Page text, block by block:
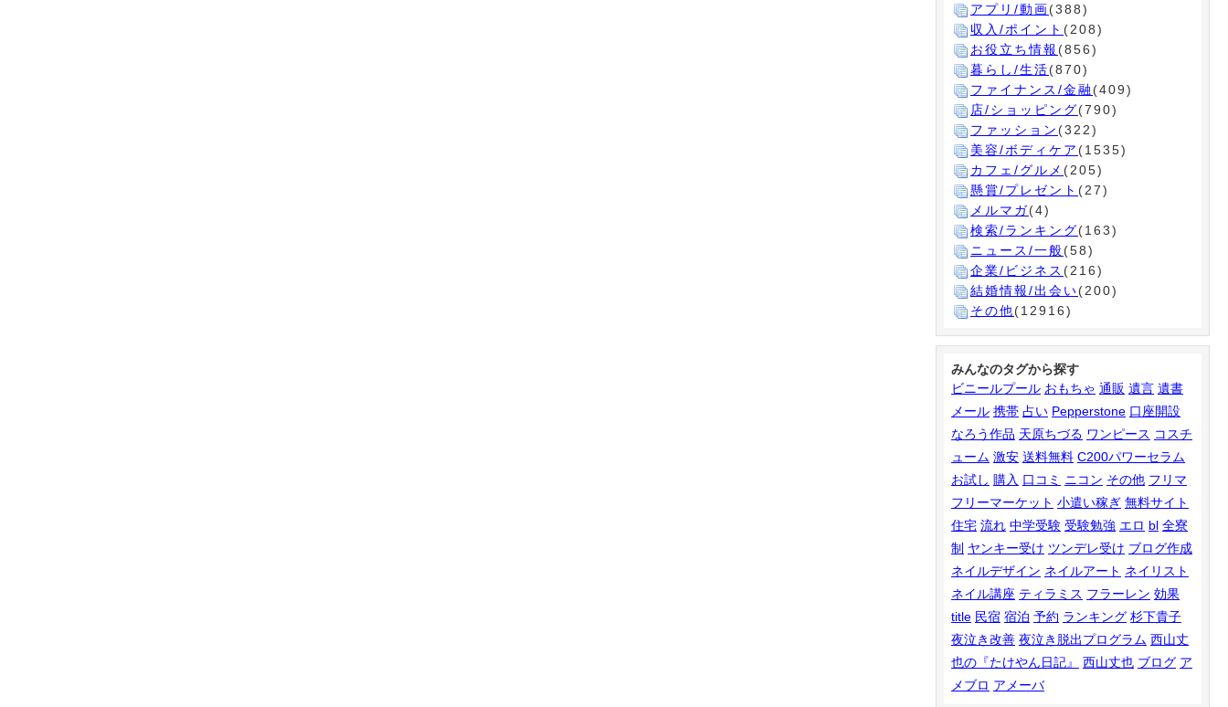
アプリ/動画(388)
収入/ポイント (208)
お役立ち情報 (856)
暮らし/生活(870)
ファイナンス/金融 (409)
店/ショッピング(790)
ファッション (322)
美容/ボディケア (1535)
カフェ/グルメ (205)
懸賞/プレゼント (27)
メルマガ(4)
検索/ランキング(163)
ニュース/一般(58)
企業/ビジネス (216)
結婚情報/出会い(200)
その他(12916)
みんなのタグから探す
ビニールプール おもちゃ 通販 遺言 遺書
メール 携帯 占い Pepperstone 口座開設
なろう作品 天原ちづる ワンピース コスチ
ューム 激安 送料無料 C200パワーセラム
お試し 購入 口コミ ニコン その他 フリマ
フリーマーケット 小遣い稼ぎ 無料サイト
住宅 流れ 中学受験 受験勉強 エロ bl 全寮
制 ヤンキー受け ツンデレ受け ブログ作成
ネイルデザイン ネイルアート ネイリスト
ネイル講座 ティラミス フラーレン 効果
title 民宿 宿泊 予約 ランキング 杉下貴子
夜泣き改善 夜泣き脱出プログラム 西山丈
也の『たけやん日記』
西山丈也 ブログ ア
メブロ アメーバ